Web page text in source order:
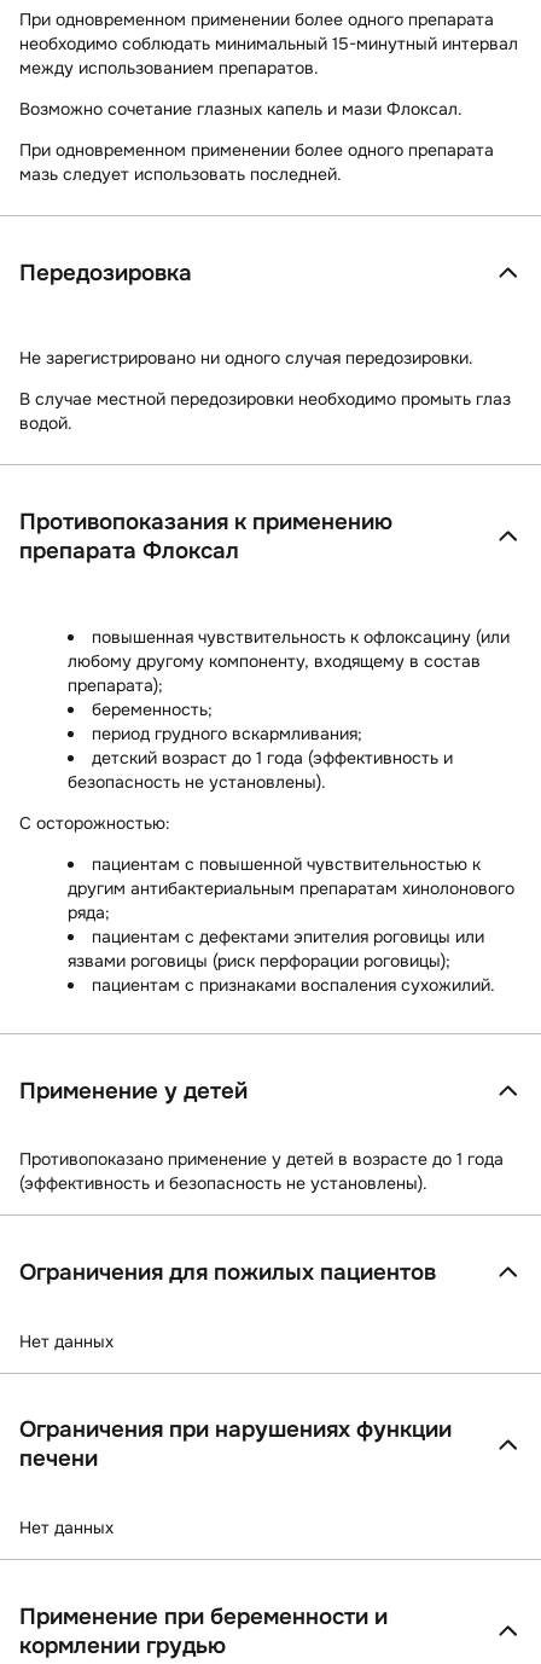
При одновременном применении более одного препарата
необходимо соблюдать минимальный 15-минутный интервал
между использованием препаратов.
Возможно сочетание глазных капель и мази Флоксал.
При одновременном применении более одного препарата
мазь следует использовать последней.
Передозировка
Не зарегистрировано ни одного случая передозировки.
В случае местной передозировки необходимо промыть глаз
водой.
Противопоказания к применению
препарата Флоксал
повышенная чувствительность к офлоксацину (или
любому другому компоненту, входящему в состав
препарата);
беременность;
период грудного вскармливания;
детский возраст до 1 года (эффективность и
безопасность не установлены).
С осторожностью:
пациентам с повышенной чувствительностью к
другим антибактериальным препаратам хинолонового
ряда;
пациентам с дефектами эпителия роговицы или
язвами роговицы (риск перфорации роговицы);
пациентам с признаками воспаления сухожилий.
Применение у детей
Противопоказано применение у детей в возрасте до 1 года
(эффективность и безопасность не установлены).
Ограничения для пожилых пациентов
Нет данных
Ограничения при нарушениях функции
печени
Нет данных
Применение при беременности и
кормлении грудью